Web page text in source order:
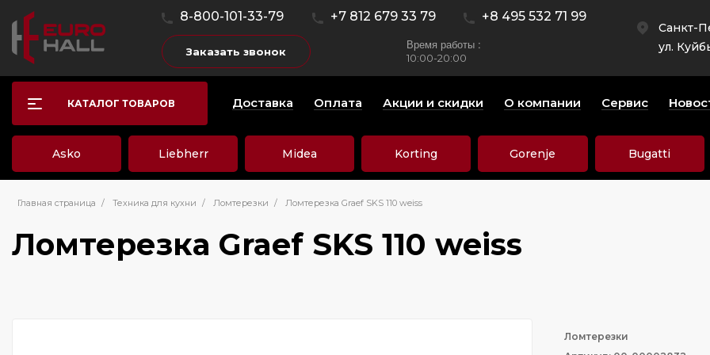
8-800-101-33-79 +7 812 679 33 79 +8 495 532 71 99
Заказать звонок Время работы :
10:00-20:00
Санкт-
ул.
КАТАЛОГ ТОВАРОВ Доставка Оплата Акции и скидки О компании Сервис
Asko Liebherr Midea Korting Gorenje Bugatti
Главная страница / Техника для кухни / Ломтерезки / Ломтерезка Graef SKS 110 weiss
Ломтерезка Graef SKS 110 weiss
Ломтерезки